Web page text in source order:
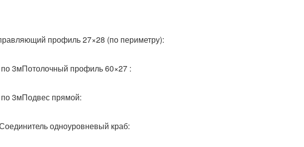
профиль 27×28 (по периметру):
3мПотолочный профиль 60×27 :
3мПодвес прямой:
одноуровневый краб: